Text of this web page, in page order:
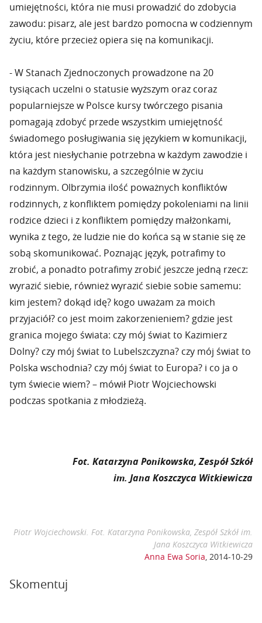
umiejętności, która nie musi prowadzić do zdobycia
zawodu: pisarz, ale jest bardzo pomocna w codziennym
życiu, które przecież opiera się na komunikacji.
- W Stanach Zjednoczonych prowadzone na 20
tysiącach uczelni o statusie wyższym oraz coraz
popularniejsze w Polsce kursy twórczego pisania
pomagają zdobyć przede wszystkim umiejętność
świadomego posługiwania się językiem w komunikacji,
która jest niesłychanie potrzebna w każdym zawodzie i
na każdym stanowisku, a szczególnie w życiu
rodzinnym. Olbrzymia ilość poważnych konfliktów
rodzinnych, z konfliktem pomiędzy pokoleniami na linii
rodzice dzieci i z konfliktem pomiędzy małżonkami,
wynika z tego, że ludzie nie do końca są w stanie się ze
sobą skomunikować. Poznając język, potrafimy to
zrobić, a ponadto potrafimy zrobić jeszcze jedną rzecz:
wyrazić siebie, również wyrazić siebie sobie samemu:
kim jestem? dokąd idę? kogo uważam za moich
przyjaciół? co jest moim zakorzenieniem? gdzie jest
granica mojego świata: czy mój świat to Kazimierz
Dolny? czy mój świat to Lubelszczyzna? czy mój świat to
Polska wschodnia? czy mój świat to Europa? i co ja o
tym świecie wiem? – mówił Piotr Wojciechowski
podczas spotkania z młodzieżą.
Fot. Katarzyna Ponikowska, Zespół Szkół
im. Jana Koszczyca Witkiewicza
Piotr Wojciechowski. Fot. Katarzyna Ponikowska, Zespół Szkół im.
Jana Koszczyca Witkiewicza
Anna Ewa Soria, 2014-10-29
Skomentuj